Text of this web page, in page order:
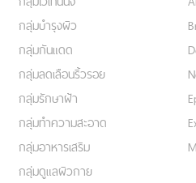
กลุ่มบำรุงผิว
กลุ่มกันแดด
กลุ่มลดเลือนริ้วรอย
กลุ่มรักษาฝ้า
กลุ่มทำความสะอาด
กลุ่มอาหารเสริม
กลุ่มดูแลผิวกาย